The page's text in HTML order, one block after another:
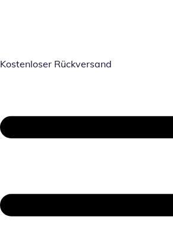
Kostenloser Rückversand